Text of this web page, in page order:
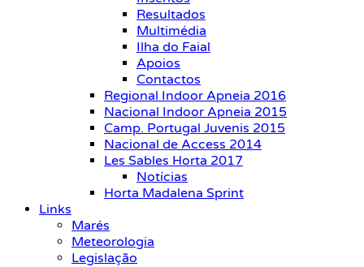
Resultados
Multimédia
Ilha do Faial
Apoios
Contactos
Regional Indoor Apneia 2016
Nacional Indoor Apneia 2015
Camp. Portugal Juvenis 2015
Nacional de Access 2014
Les Sables Horta 2017
Notícias
Horta Madalena Sprint
Links
Marés
Meteorologia
Legislação